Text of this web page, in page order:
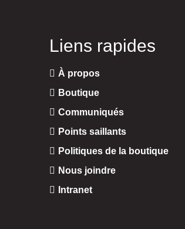
Liens rapides
À propos
Boutique
Communiqués
Points saillants
Politiques de la boutique
Nous joindre
Intranet